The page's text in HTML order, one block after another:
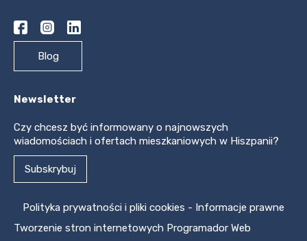
Blog
Newsletter
Czy chcesz być informowany o najnowszych
wiadomościach i ofertach mieszkaniowych w Hiszpanii?
Subskrybuj
Polityka prywatności i pliki cookies - Informacje prawne
Tworzenie stron internetowych Programador Web